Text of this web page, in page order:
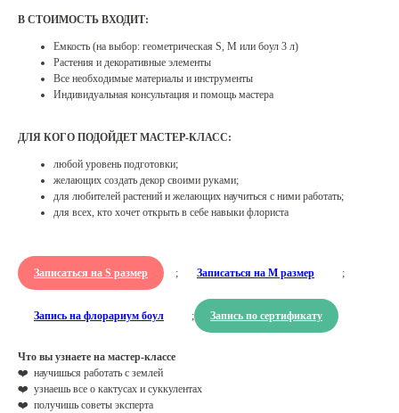
В СТОИМОСТЬ ВХОДИТ:
Емкость (на выбор: геометрическая S, M или боул 3 л)
Растения и декоративные элементы
Все необходимые материалы и инструменты
Индивидуальная консультация и помощь мастера
ДЛЯ КОГО ПОДОЙДЕТ МАСТЕР-КЛАСС:
любой уровень подготовки;
желающих создать декор своими руками;
для любителей растений и желающих научиться с ними работать;
для всех, кто хочет открыть в себе навыки флориста
Записаться на S размер ; Записаться на М размер ;
Запись на флорариум боул ; Запись по сертификату
Что вы узнаете на мастер-классе
❤️ научишься работать с землей
❤️ узнаешь все о кактусах и суккулентах
❤️ получишь советы эксперта